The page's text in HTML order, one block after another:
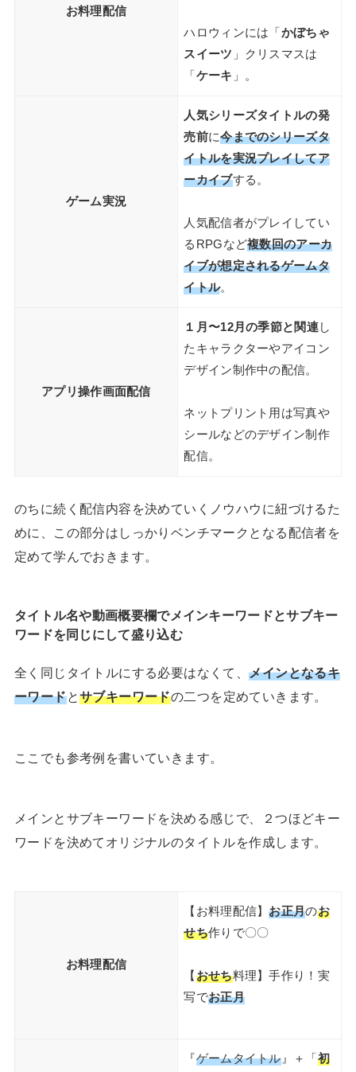
お料理配信
ハロウィンには「 かぼちゃ
スイーツ 」クリスマスは
「 ケーキ 」。
ゲーム実況
人気シリーズタイトルの発
売前に今までのシリーズタ
イトルを実況プレイしてア
ーカイブする。
人気配信者がプレイしてい
るRPGなど複数回のアーカ
イブが想定されるゲームタ
イトル。
アプリ操作画面配信
１月〜12月の季節と関連し
たキャラクターやアイコン
デザイン制作中の配信。
ネットプリント用は写真や
シールなどのデザイン制作
配信。
のちに続く配信内容を決めていくノウハウに紐づけるた
めに、この部分はしっかりベンチマークとなる配信者を
定めて学んでおきます。
タイトル名や動画概要欄でメインキーワードとサブキー
ワードを同じにして盛り込む
全く同じタイトルにする必要はなくて、メインとなるキ
ーワードとサブキーワードの二つを定めていきます。
ここでも参考例を書いていきます。
メインとサブキーワードを決める感じで、２つほどキー
ワードを決めてオリジナルのタイトルを作成します。
お料理配信
【お料理配信】お正月のお
せち作りで〇〇
【 おせち料理】手作り！実
写でお正月
『ゲームタイトル』＋「 初